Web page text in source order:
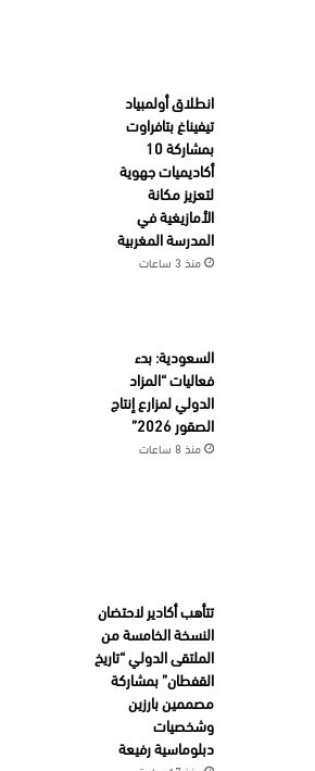
انطلاق أولمبياد
تيفيناغ بتافراوت
بمشاركة 10
أكاديميات جهوية
لتعزيز مكانة
الأمازيغية في
المدرسة المغربية
منذ 3 ساعات
السعودية: بدء
فعاليات “المزاد
الدولي لمزارع إنتاج
الصقور 2026”
منذ 8 ساعات
تتأهب أكادير لاحتضان
النسخة الخامسة من
الملتقى الدولي “تاريخ
القفطان” بمشاركة
مصممين بارزين
وشخصيات
دبلوماسية رفيعة